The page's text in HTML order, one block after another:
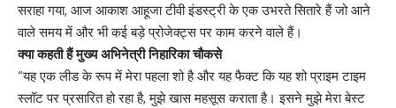
सराहा गया, आज आकाश आहूजा टीवी इंडस्ट्री के एक उभरते सितारे हैं जो आने
वाले समय में और भी कई बड़े प्रोजेक्ट्स पर काम करने वाले हैं।
क्या कहती हैं मुख्य अभिनेत्री निहारिका चौकसे
“यह एक लीड के रूप में मेरा पहला शो है और यह फैक्ट कि यह शो प्राइम टाइम
स्लॉट पर प्रसारित हो रहा है, मुझे खास महसूस कराता है। इसने मुझे मेरा बेस्ट